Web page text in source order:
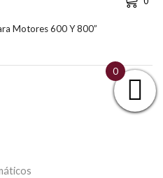
Motores 600 Y 800”
0